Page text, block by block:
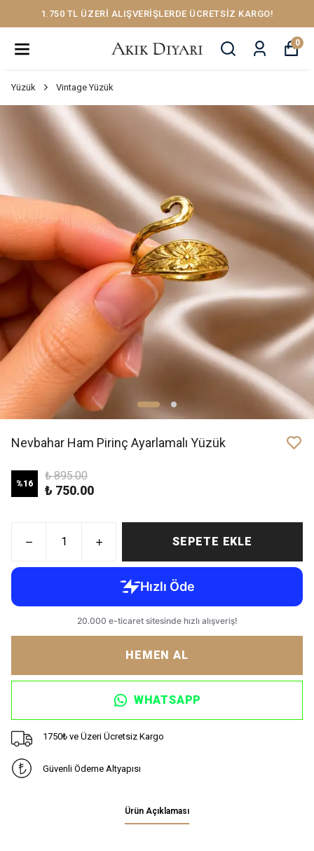
1.750 TL ÜZERİ ALIŞVERİŞLERDE ÜCRETSİZ KARGO!
0
Yüzük Vintage Yüzük
Nevbahar Ham Pirinç Ayarlamalı Yüzük
%16
₺ 895.00
₺ 750.00
SEPETE EKLE
HEMEN AL
WHATSAPP
1750₺ ve Üzeri Ücretsiz Kargo
Güvenli Ödeme Altyapısı
Ürün Açıklaması